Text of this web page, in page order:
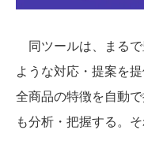
同ツールは、まる
ような対応・提案を
全商品の特徴を自動
も分析・把握する。